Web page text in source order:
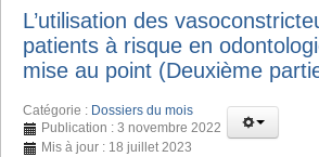
L’utilisation des
patients à risque en
mise au point (Deuxième
Catégorie : Dossiers du mois
Publication : 3 novembre 2022
Mis à jour : 18 juillet 2023